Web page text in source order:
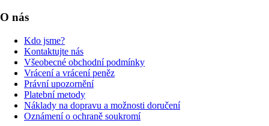
O nás
Kdo jsme?
Kontaktujte nás
Všeobecné obchodní podmínky
Vrácení a vrácení peněz
Právní upozornění
Platební metody
Náklady na dopravu a možnosti doručení
Oznámení o ochraně soukromí